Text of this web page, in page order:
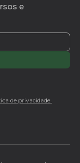
e
de privacidade.